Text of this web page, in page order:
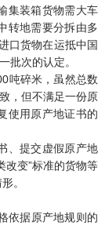
集装箱货物需大车
转地需要分拆由多
口货物在运抵中国
批次的认定。
碎米，虽然总数
，但不满足一份原
使用原产地证书的
提交虚假原产地
改变”标准的货物等
。
据原产地规则的